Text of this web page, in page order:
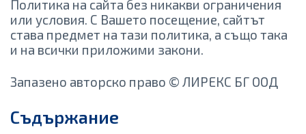
Политика на сайта без никакви ограничения
или условия. С Вашето посещение, сайтът
става предмет на тази политика, а също така
и на всички приложими закони.
Запазено авторско право © ЛИРЕКС БГ ООД
Съдържание